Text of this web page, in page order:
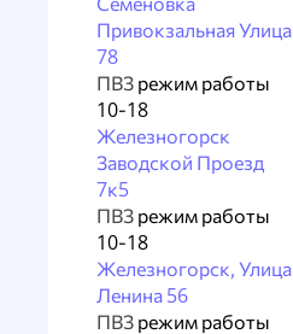
Привокзальная Улица
78
ПВЗ режим работы
10-18
Железногорск
Заводской Проезд
7к5
ПВЗ режим работы
10-18
Железногорск, Улица
Ленина 56
ПВЗ режим работы